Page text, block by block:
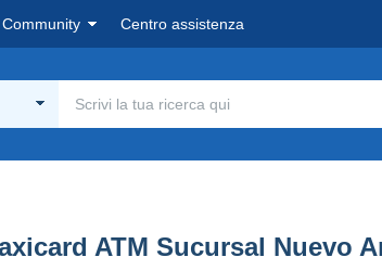
Community Centro assistenza
ATM Sucursal Nuevo